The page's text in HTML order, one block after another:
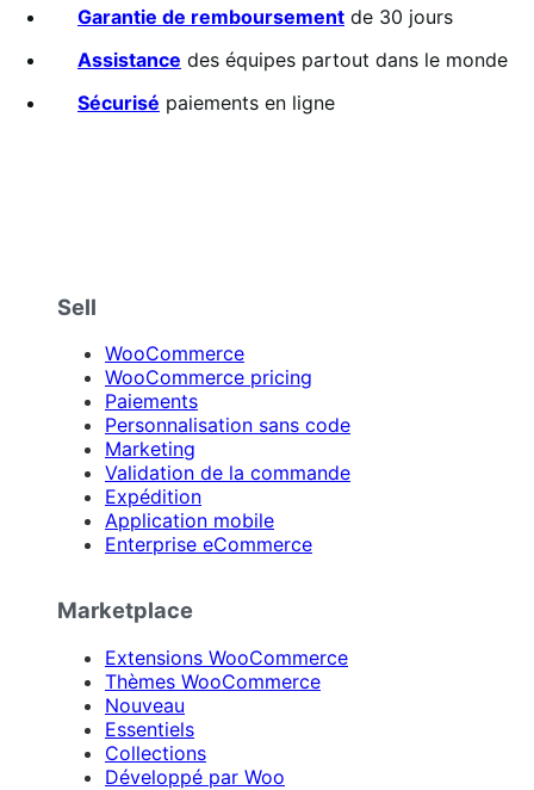
Garantie de remboursement de 30 jours
Assistance des équipes partout dans le monde
Sécurisé paiements en ligne
Sell
WooCommerce
WooCommerce pricing
Paiements
Personnalisation sans code
Marketing
Validation de la commande
Expédition
Application mobile
Enterprise eCommerce
Marketplace
Extensions WooCommerce
Thèmes WooCommerce
Nouveau
Essentiels
Collections
Développé par Woo